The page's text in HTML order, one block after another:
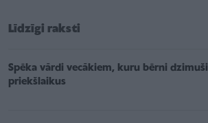
Līdzīgi raksti
Spēka vārdi vecākiem, kuru bērni dzimuši
priekšlaikus